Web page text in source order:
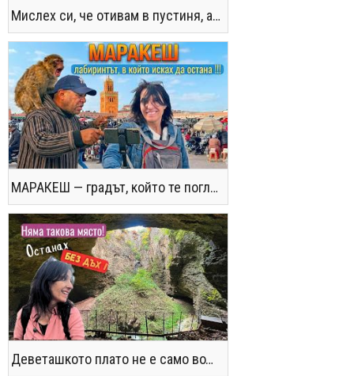
Мислех си, че отивам в пустиня, а се озовах в снега !! / Not the Morocco You Know
МАРАКЕШ — градът, който те поглъща без предупреждение
Деветашкото плато не е само водопади и пещери - последвайте ме!